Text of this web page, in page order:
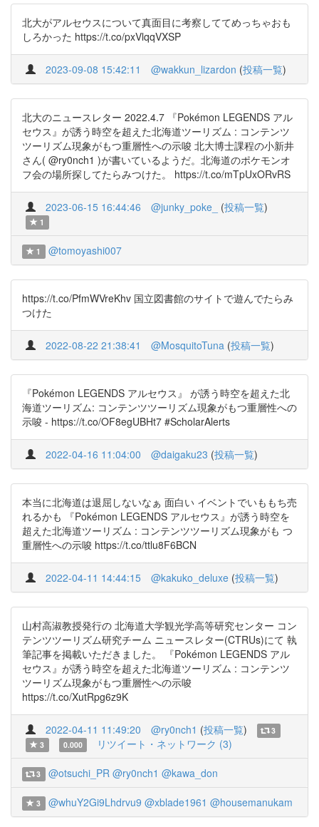
北大がアルセウスについて真面目に考察しててめっちゃおも
しろかった https://t.co/pxVlqqVXSP
2023-09-08 15:42:11 @wakkun_lizardon (投稿一覧)
北大のニュースレター 2022.4.7 『Pokémon LEGENDS アル
セウス』が誘う時空を超えた北海道ツーリズム : コンテンツ
ツーリズム現象がもつ重層性への示唆 北大博士課程の小新井
さん( @ry0nch1 )が書いているようだ。北海道のポケモンオ
フ会の場所探してたらみつけた。 https://t.co/mTpUxORvRS
2023-06-15 16:44:46 @junky_poke_ (投稿一覧)
1
1 @tomoyashi007
https://t.co/PfmWVreKhv 国立図書館のサイトで遊んでたらみ
つけた
2022-08-22 21:38:41 @MosquitoTuna (投稿一覧)
『Pokémon LEGENDS アルセウス』 が誘う時空を超えた北
海道ツーリズム: コンテンツツーリズム現象がもつ重層性への
示唆 - https://t.co/OF8egUBHt7 #ScholarAlerts
2022-04-16 11:04:00 @daigaku23 (投稿一覧)
本当に北海道は退屈しないなぁ 面白い イベントでいももち売
れるかも 『Pokémon LEGENDS アルセウス』が誘う時空を
超えた北海道ツーリズム : コンテンツツーリズム現象がも つ
重層性への示唆 https://t.co/ttlu8F6BCN
2022-04-11 14:44:15 @kakuko_deluxe (投稿一覧)
山村高淑教授発行の 北海道大学観光学高等研究センター コン
テンツツーリズム研究チーム ニュースレター(CTRUs)にて 執
筆記事を掲載いただきました。 『Pokémon LEGENDS アル
セウス』が誘う時空を超えた北海道ツーリズム : コンテンツ
ツーリズム現象がもつ重層性への示唆
https://t.co/XutRpg6z9K
2022-04-11 11:49:20 @ry0nch1 (投稿一覧)
3
3
0.000 リツイート・ネットワーク (3)
3 @otsuchi_PR @ry0nch1 @kawa_don
3 @whuY2Gi9Lhdrvu9 @xblade1961 @housemanukam